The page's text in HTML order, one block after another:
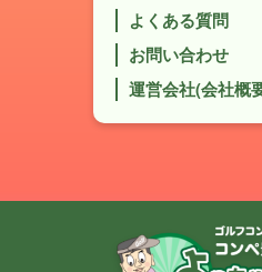
よくある質問
お問い合わせ
運営会社(会社概